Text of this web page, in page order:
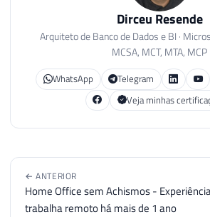
Dirceu Resende
Arquiteto de Banco de Dados e BI ·
MCSA, MCT, MTA, MCP
WhatsApp
Telegram
Veja minhas
← ANTERIOR
Home Office sem Achismos -
trabalha remoto há mais de 1 ano